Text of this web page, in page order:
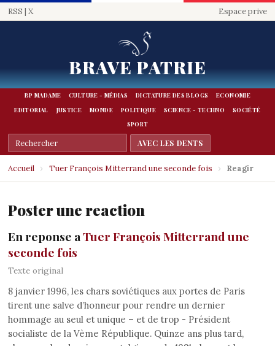
RSS | X Espace prive
BRAVE PATRIE
BP MADAME CULTURE - MÉDIAS DICTATURE DES BLOGS
ECONOMIE
EDITORIAL
JUSTICE MONDE POLITIQUE SCIENCE - TECHNO
SOCIÉTÉ
SPORT
Accueil › Tuer François Mitterrand une seconde fois › Reagir
Poster une reaction
En reponse aTuer François Mitterrand une
seconde fois
Texte original
8 janvier 1996, les chars soviétiques aux portes de Paris
tirent une salve d’honneur pour rendre un dernier
hommage au seul et unique – et de trop - Président
socialiste de la Vème République. Quinze ans plus tard,